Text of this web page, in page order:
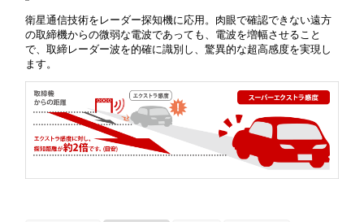
衛星通信技術をレーダー探知機に応用。肉眼で確認できない遠方
の取締機からの微弱な電波であっても、電波を増幅させること
で、取締レーダー波を的確に識別し、驚異的な超高感度を実現し
ます。